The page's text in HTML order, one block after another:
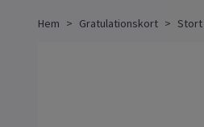
Hem Gratulationskort